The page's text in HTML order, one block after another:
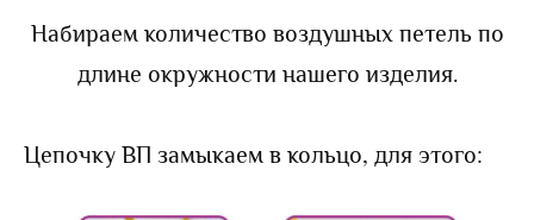
Набираем количество воздушных петель по
длине окружности нашего изделия.
Цепочку ВП замыкаем в кольцо, для этого: